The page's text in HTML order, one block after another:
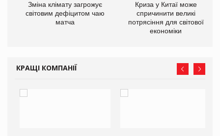
Зміна клімату загрожує
світовим дефіцитом чаю
матча
Криза у Китаї може
спричинити великі
потрясіння для світової
економіки
КРАЩІ КОМПАНІЇ